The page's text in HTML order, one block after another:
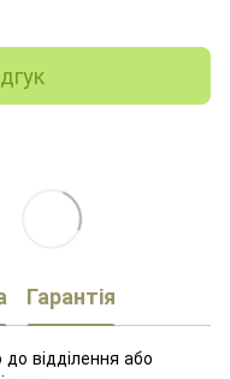
Гарантія
відділення або